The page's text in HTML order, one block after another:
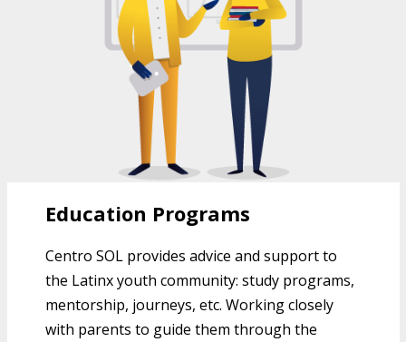
Education Programs
Centro SOL provides advice and support to
the Latinx youth community: study programs,
mentorship, journeys, etc. Working closely
with parents to guide them through the